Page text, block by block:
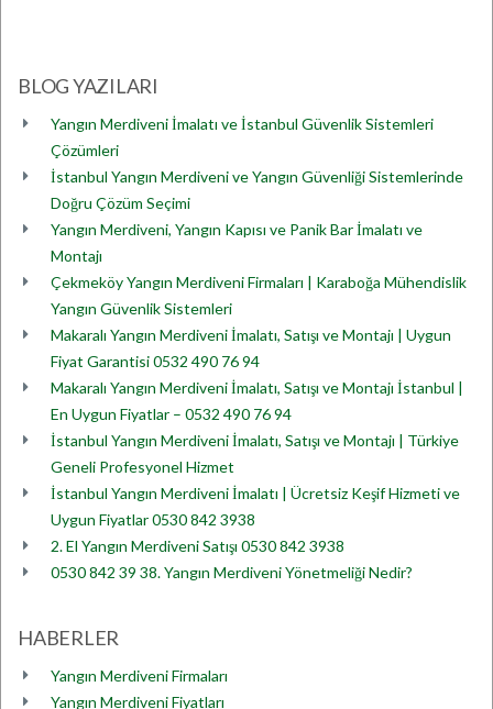
BLOG YAZILARI
Yangın Merdiveni İmalatı ve İstanbul Güvenlik Sistemleri
Çözümleri
İstanbul Yangın Merdiveni ve Yangın Güvenliği Sistemlerinde
Doğru Çözüm Seçimi
Yangın Merdiveni, Yangın Kapısı ve Panik Bar İmalatı ve
Montajı
Çekmeköy Yangın Merdiveni Firmaları | Karaboğa Mühendislik
Yangın Güvenlik Sistemleri
Makaralı Yangın Merdiveni İmalatı, Satışı ve Montajı | Uygun
Fiyat Garantisi 0532 490 76 94
Makaralı Yangın Merdiveni İmalatı, Satışı ve Montajı İstanbul |
En Uygun Fiyatlar – 0532 490 76 94
İstanbul Yangın Merdiveni İmalatı, Satışı ve Montajı | Türkiye
Geneli Profesyonel Hizmet
İstanbul Yangın Merdiveni İmalatı | Ücretsiz Keşif Hizmeti ve
Uygun Fiyatlar 0530 842 3938
2. El Yangın Merdiveni Satışı 0530 842 3938
0530 842 39 38. Yangın Merdiveni Yönetmeliği Nedir?
HABERLER
Yangın Merdiveni Firmaları
Yangın Merdiveni Fiyatları